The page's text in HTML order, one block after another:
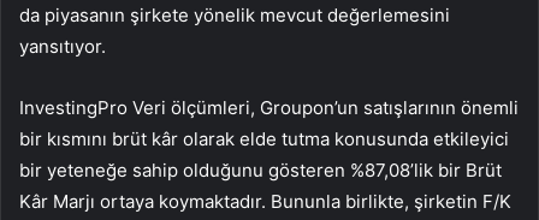
da piyasanın şirkete yönelik mevcut değerlemesini
yansıtıyor.
InvestingPro Veri ölçümleri, Groupon’un satışlarının önemli
bir kısmını brüt kâr olarak elde tutma konusunda etkileyici
bir yeteneğe sahip olduğunu gösteren %87,08’lik bir Brüt
Kâr Marjı ortaya koymaktadır. Bununla birlikte, şirketin F/K